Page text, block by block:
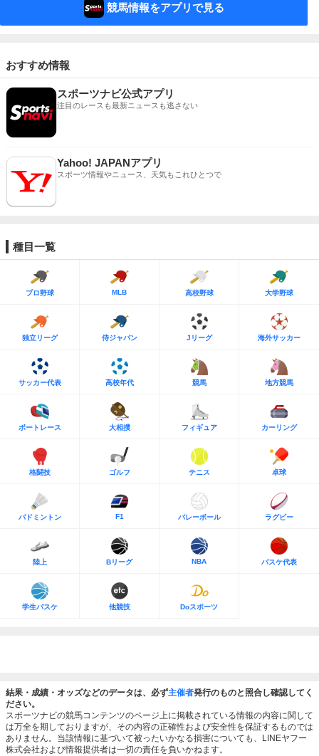
競馬情報をアプリで見る
おすすめ情報
スポーツナビ公式アプリ
注目のレースも最新ニュースも逃さない
Yahoo! JAPANアプリ
スポーツ情報やニュース、天気もこれひとつで
種目一覧
プロ野球 MLB 高校野球 大学野球
独立リーグ 侍ジャパン Jリーグ 海外サッカー
サッカー代表 高校年代 競馬 地方競馬
ボートレース 大相撲 フィギュア カーリング
格闘技 ゴルフ テニス 卓球
バドミントン F1 バレーボール ラグビー
陸上 Bリーグ NBA バスケ代表
学生バスケ 他競技 Doスポーツ
結果・成績・オッズなどのデータは、必ず主催者発行のものと照合し確認してく
ださい。
スポーツナビの競馬コンテンツのページ上に掲載されている情報の内容に関して
は万全を期しておりますが、その内容の正確性および安全性を保証するものでは
ありません。当該情報に基づいて被ったいかなる損害についても、LINEヤフー
株式会社および情報提供者は一切の責任を負いかねます。